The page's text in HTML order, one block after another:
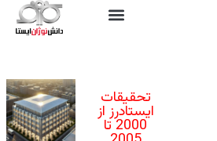
تحقیقات
ایستادرز از
2000 تا